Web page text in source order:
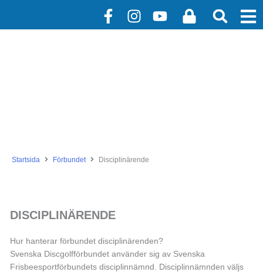
innehåll
F
a
I
n
Y
o
L
o
Startsida Förbundet Disciplinärende
DISCIPLINÄRENDE
Hur hanterar förbundet disciplinärenden?
Svenska Discgolfförbundet använder sig av Svenska
Frisbeesportförbundets disciplinnämnd. Disciplinnämnden väljs